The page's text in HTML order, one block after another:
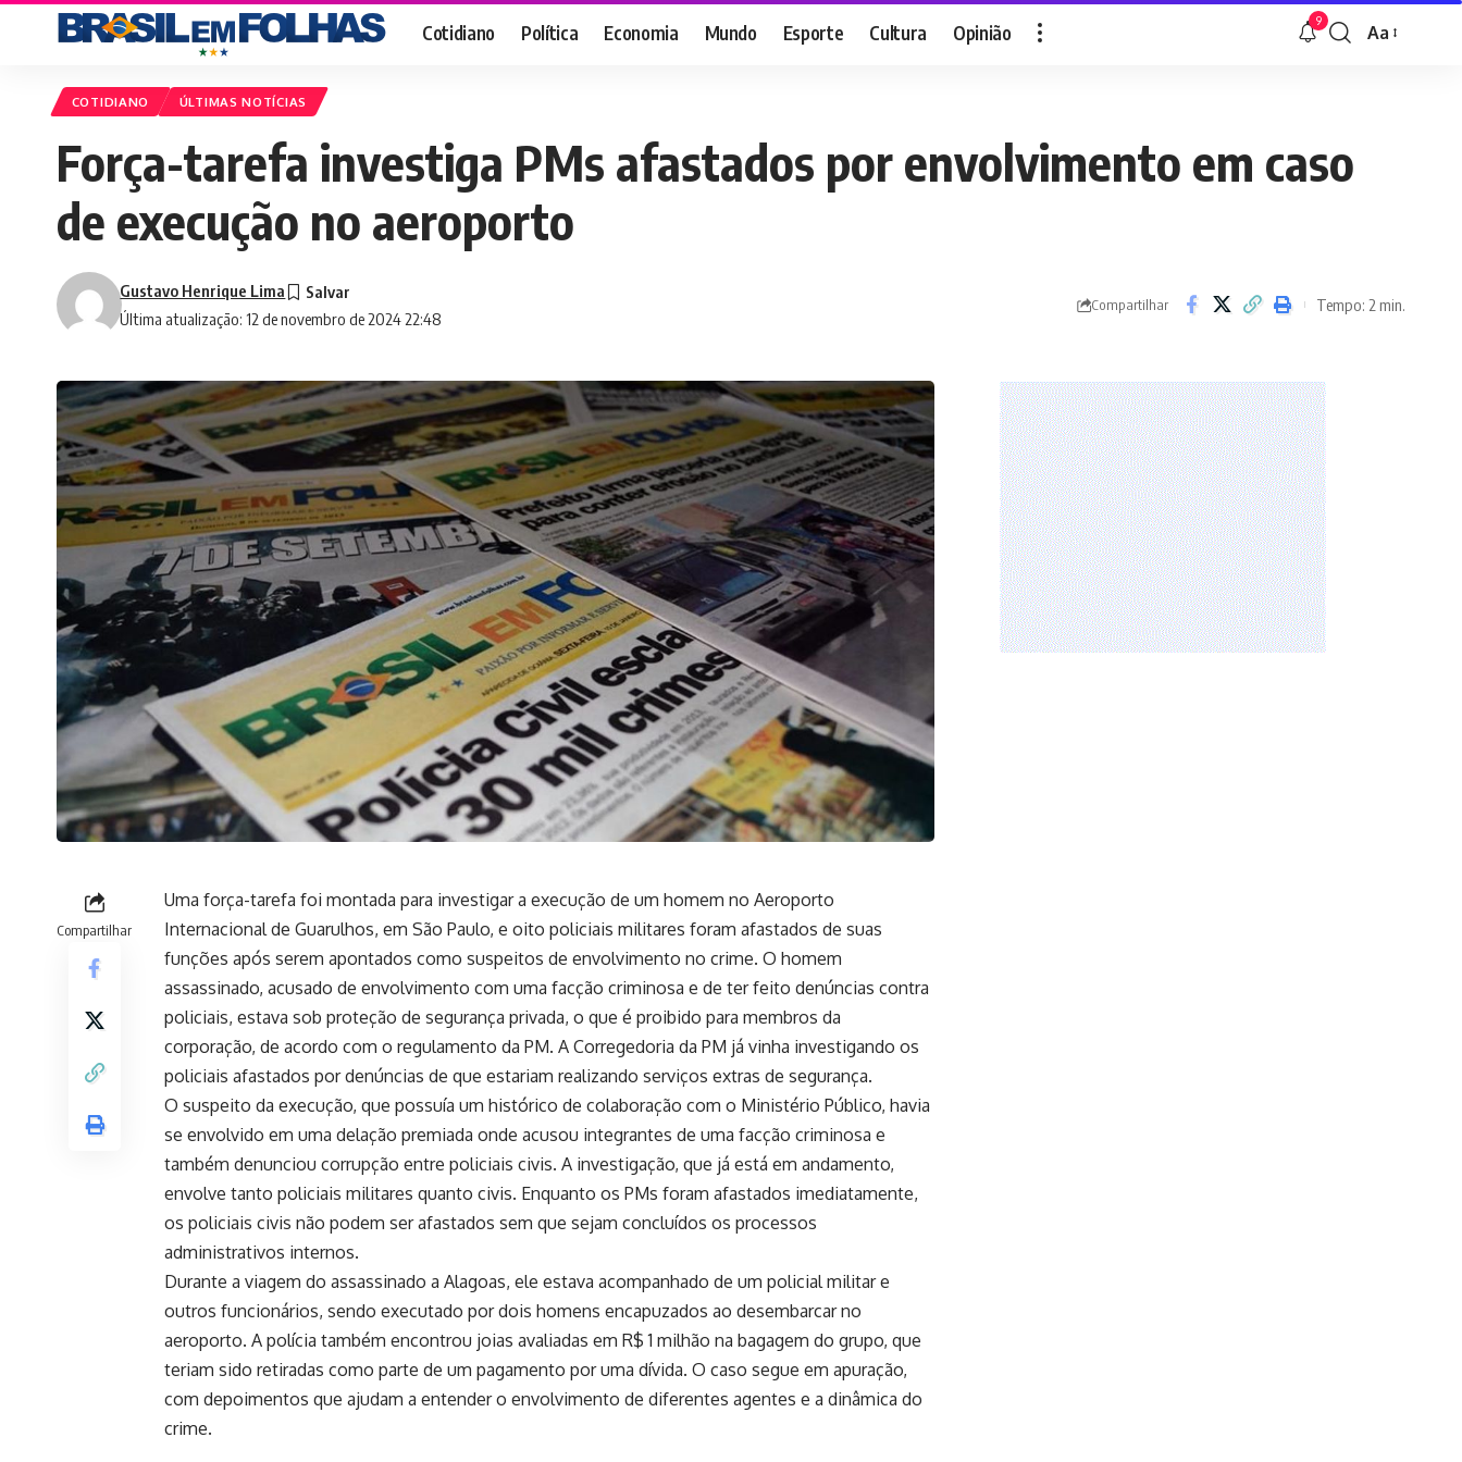
Cotidiano Política Economia Mundo Esporte Cultura Opinião 9
Font
Aa
COTIDIANO ÚLTIMAS NOTÍCIAS
Força-tarefa investiga PMs afastados por envolvimento em caso
de execução no aeroporto
Última atualização: 12 de novembro de 2024 22:48
Gustavo Henrique Lima
Compartilhar Tempo: 2 min.
Compartilhar
Uma força-tarefa foi montada para investigar a execução de um homem no Aeroporto
Internacional de Guarulhos, em São Paulo, e oito policiais militares foram afastados de suas
funções após serem apontados como suspeitos de envolvimento no crime. O homem
assassinado, acusado de envolvimento com uma facção criminosa e de ter feito denúncias contra
policiais, estava sob proteção de segurança privada, o que é proibido para membros da
corporação, de acordo com o regulamento da PM. A Corregedoria da PM já vinha investigando os
policiais afastados por denúncias de que estariam realizando serviços extras de segurança.
O suspeito da execução, que possuía um histórico de colaboração com o Ministério Público, havia
se envolvido em uma delação premiada onde acusou integrantes de uma facção criminosa e
também denunciou corrupção entre policiais civis. A investigação, que já está em andamento,
envolve tanto policiais militares quanto civis. Enquanto os PMs foram afastados imediatamente,
os policiais civis não podem ser afastados sem que sejam concluídos os processos
administrativos internos.
Durante a viagem do assassinado a Alagoas, ele estava acompanhado de um policial militar e
outros funcionários, sendo executado por dois homens encapuzados ao desembarcar no
aeroporto. A polícia também encontrou joias avaliadas em R$ 1 milhão na bagagem do grupo, que
teriam sido retiradas como parte de um pagamento por uma dívida. O caso segue em apuração,
com depoimentos que ajudam a entender o envolvimento de diferentes agentes e a dinâmica do
crime.